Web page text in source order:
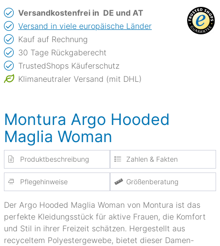
Versandkostenfrei in DE und AT
Versand in viele europäische Länder
Kauf auf Rechnung
30 Tage Rückgaberecht
TrustedShops Käuferschutz
Klimaneutraler Versand (mit DHL)
Montura Argo Hooded
Maglia Woman
Produktbeschreibung Zahlen & Fakten
Pflegehinweise Größenberatung
Der Argo Hooded Maglia Woman von Montura ist das
perfekte Kleidungsstück für aktive Frauen, die Komfort
und Stil in ihrer Freizeit schätzen. Hergestellt aus
recyceltem Polyestergewebe, bietet dieser Damen-